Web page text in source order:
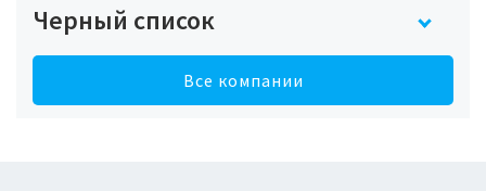
Черный список
Все компании